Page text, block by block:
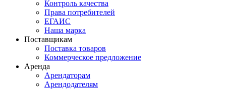
Контроль качества
Права потребителей
ЕГАИС
Наша марка
Поставщикам
Поставка товаров
Коммерческое предложение
Аренда
Арендаторам
Арендодателям